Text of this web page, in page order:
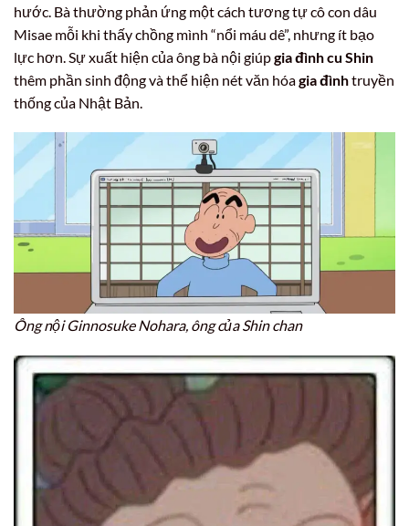
hước. Bà thường phản ứng một cách tương tự cô con dâu
Misae mỗi khi thấy chồng mình “nổi máu dê”, nhưng ít bạo
lực hơn. Sự xuất hiện của ông bà nội giúpgia đình cu Shin
thêm phần sinh động và thể hiện nét văn hóagia đìnhtruyền
thống của Nhật Bản.
Ông nội Ginnosuke Nohara, ông của Shin chan